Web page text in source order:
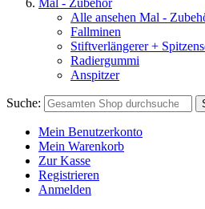
Mal - Zubehör
Alle ansehen Mal -
Fallminen
Stiftverlängerer +
Radiergummi
Anspitzer
Suche:
Mein Benutzerkonto
Mein Warenkorb
Zur Kasse
Registrieren
Anmelden